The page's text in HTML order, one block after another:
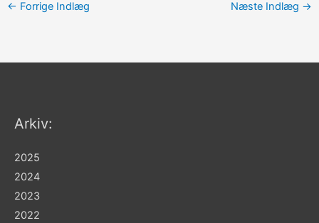
← Forrige Indlæg Næste Indlæg →
Arkiv:
2025
2024
2023
2022